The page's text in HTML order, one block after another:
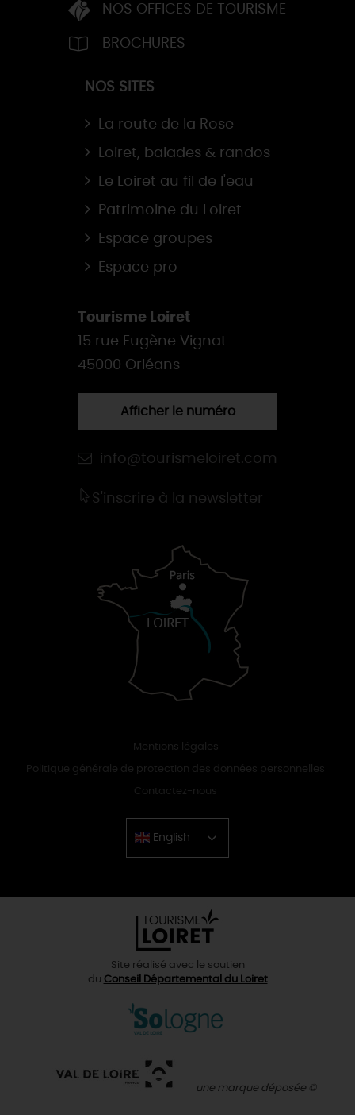
NOS OFFICES DE TOURISME
BROCHURES
NOS SITES
La route de la Rose
Loiret, balades & randos
Le Loiret au fil de l'eau
Patrimoine du Loiret
Espace groupes
Espace pro
Tourisme Loiret
15 rue Eugène Vignat
45000 Orléans
Afficher le numéro
info@tourismeloiret.com
S'inscrire à la newsletter
Mentions légales
Politique générale de protection des données personnelles
Contactez-nous
English
Chinese
Site réalisé avec le soutien
du Conseil Départemental du Loiret
une marque déposée ©